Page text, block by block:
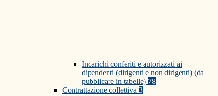
Incarichi conferiti e autorizzati ai
dipendenti (dirigenti e non dirigenti) (da
pubblicare in tabelle) 78
Contrattazione collettiva 3